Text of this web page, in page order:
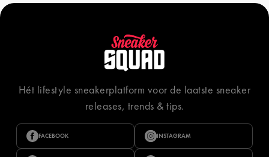
Hét lifestyle sneakerplatform voor de laatste sneaker
releases, trends & tips.
FACEBOOK INSTAGRAM